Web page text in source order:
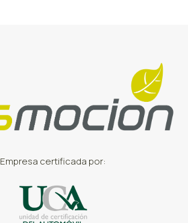
Empresa certificada por: